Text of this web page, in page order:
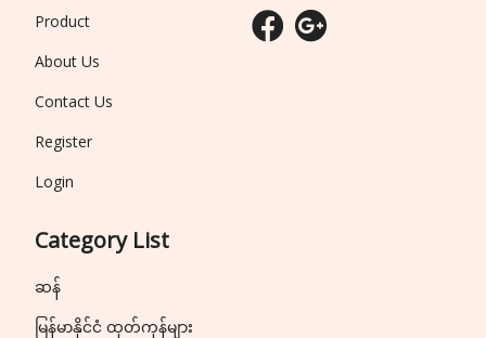
Product
About Us
Contact Us
Register
Login
Category List
ဆန်
မြန်မာနိုင်ငံ ထုတ်ကုန်များ